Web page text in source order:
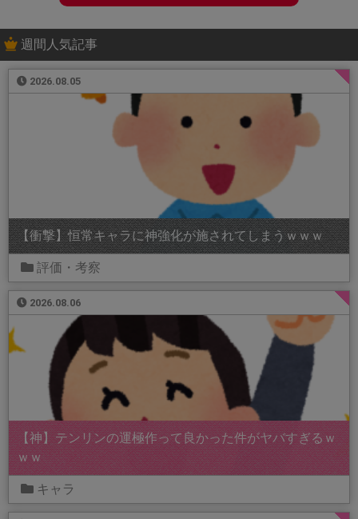
週間人気記事
2026.08.05
【衝撃】恒常キャラに神強化が施されてしまうｗｗｗ
評価・考察
2026.08.06
【神】テンリンの運極作って良かった件がヤバすぎるｗ
ｗｗ
キャラ